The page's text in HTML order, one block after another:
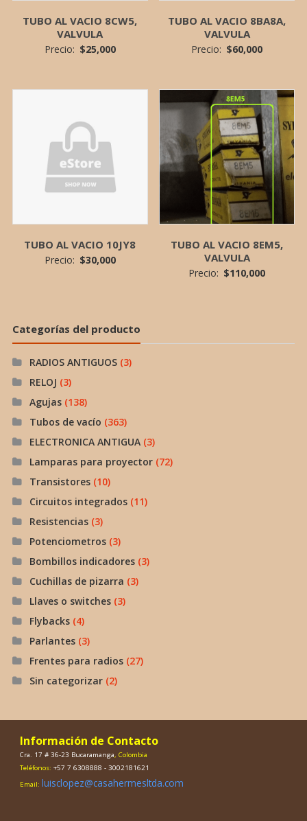
TUBO AL VACIO 8CW5,
VALVULA
Precio: $25,000
TUBO AL VACIO 8BA8A,
VALVULA
Precio: $60,000
TUBO AL VACIO 10JY8
Precio: $30,000
TUBO AL VACIO 8EM5,
VALVULA
Precio: $110,000
Categorías del producto
RADIOS ANTIGUOS (3)
RELOJ (3)
Agujas (138)
Tubos de vacío (363)
ELECTRONICA ANTIGUA (3)
Lamparas para proyector (72)
Transistores (10)
Circuitos integrados (11)
Resistencias (3)
Potenciometros (3)
Bombillos indicadores (3)
Cuchillas de pizarra (3)
Llaves o switches (3)
Flybacks (4)
Parlantes (3)
Frentes para radios (27)
Sin categorizar (2)
Información de Contacto
Cra. 17 # 36-23 Bucaramanga, Colombia
Teléfonos: +57 7 6308888 - 3002181621
Email: luisclopez@casahermesltda.com